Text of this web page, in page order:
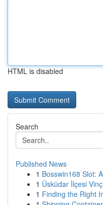
HTML is disabled
Search
Published News
1 Bosswin168 Slot:
1 Üsküdar İlçesi
1 Finding the Right